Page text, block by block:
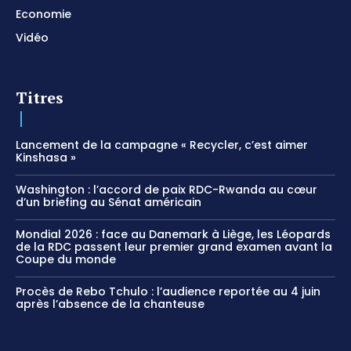
Economie
Vidéo
Titres
Lancement de la campagne « Recycler, c’est aimer
Kinshasa »
Washington : l’accord de paix RDC-Rwanda au cœur
d’un briefing au Sénat américain
Mondial 2026 : face au Danemark à Liège, les Léopards
de la RDC passent leur premier grand examen avant la
Coupe du monde
Procès de Rebo Tchulo : l’audience reportée au 4 juin
après l’absence de la chanteuse